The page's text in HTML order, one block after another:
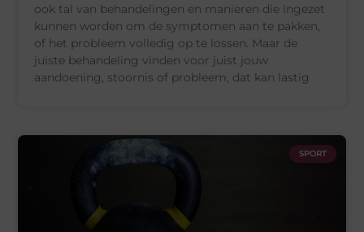
ook tal van behandelingen en manieren die ingezet
kunnen worden om de symptomen aan te pakken,
of het probleem volledig op te lossen. Maar de
juiste behandeling vinden voor juist jouw
aandoening, stoornis of probleem, dat kan lastig
SPORT